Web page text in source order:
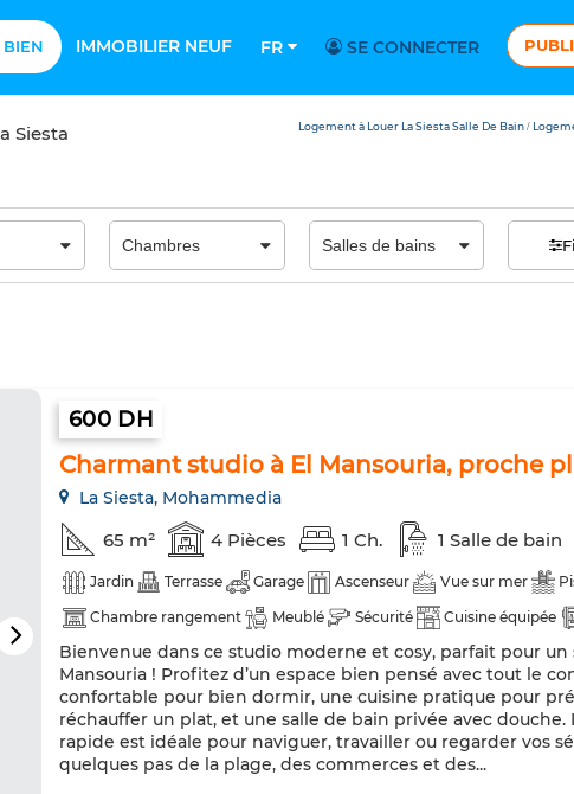
BIEN IMMOBILIER NEUF FR SE CONNECTER
Siesta Logement à Louer La Siesta Salle De Bain /
600 DH
Charmant studio à El Mansouria, proche
La Siesta, Mohammedia
65 m² 4 Pièces 1 Ch. 1 Salle de bain
Jardin Terrasse Garage Ascenseur Vue sur mer
Chambre rangement
Meublé Sécurité Cuisine équipée
TV
Machine à laver Internet
Bienvenue dans ce studio moderne et cosy, parfait pour un
Mansouria ! Profitez d’un espace bien pensé avec tout le
confortable pour bien dormir, une cuisine pratique pour
réchauffer un plat, et une salle de bain privée avec douche.
rapide est idéale pour naviguer, travailler ou regarder vos
quelques pas de la plage, des commerces et des...